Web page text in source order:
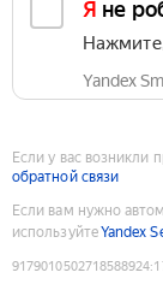
Я не
Yandex
Если у вас возникли
обратной связи
Если вам нужно
используйтеYandex
9179010502718588924: